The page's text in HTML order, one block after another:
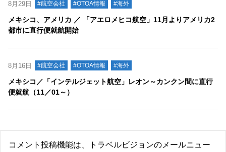
8月29日 #航空会社 #OTOA情報 #海外
メキシコ、アメリカ ／ 「アエロメヒコ航空」11月よりアメリカ2
都市に直行便就航開始
8月16日 #航空会社 #OTOA情報 #海外
メキシコ／「インテルジェット航空」レオン～カンクン間に直行
便就航（11／01～）
コメント投稿機能は、トラベルビジョンのメールニュー